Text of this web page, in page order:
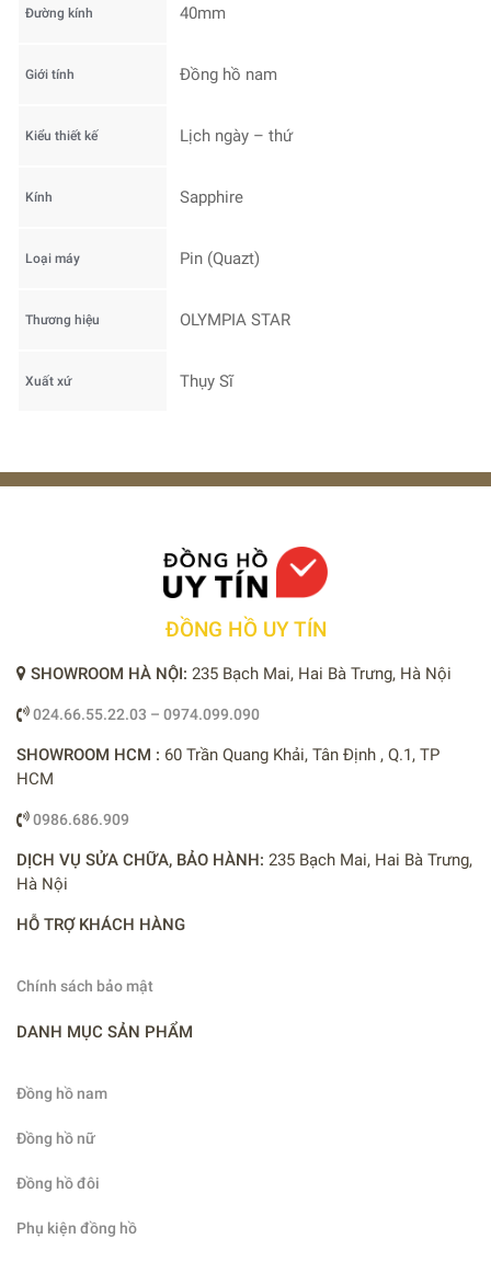
Đường kính 40mm
Giới tính Đồng hồ nam
Kiểu thiết kế Lịch ngày – thứ
Kính Sapphire
Loại máy Pin (Quazt)
Thương hiệu OLYMPIA STAR
Xuất xứ Thụy Sĩ
ĐỒNG HỒ UY TÍN
SHOWROOM HÀ NỘI: 235 Bạch Mai, Hai Bà Trưng, Hà Nội
024.66.55.22.03 – 0974.099.090
SHOWROOM HCM : 60 Trần Quang Khải, Tân Định , Q.1, TP
HCM
0986.686.909
DỊCH VỤ SỬA CHỮA, BẢO HÀNH: 235 Bạch Mai, Hai Bà Trưng,
Hà Nội
HỖ TRỢ KHÁCH HÀNG
Chính sách bảo mật
DANH MỤC SẢN PHẨM
Đồng hồ nam
Đồng hồ nữ
Đồng hồ đôi
Phụ kiện đồng hồ